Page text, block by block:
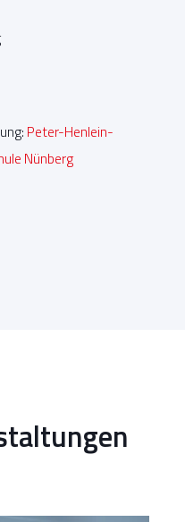
Peter-Henlein-
Nünberg